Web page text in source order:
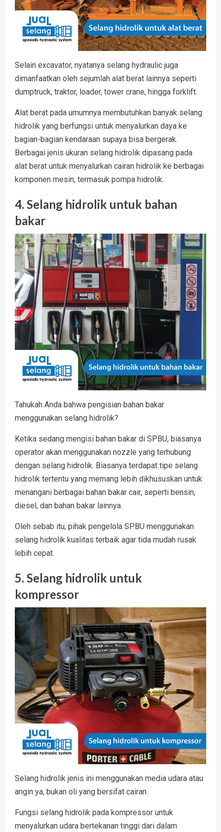
Selain excavator, nyatanya selang hydraulic juga
dimanfaatkan oleh sejumlah alat berat lainnya seperti
dumptruck, traktor, loader, tower crane, hingga forklift.
Alat berat pada umumnya membutuhkan banyak selang
hidrolik yang berfungsi untuk menyalurkan daya ke
bagian-bagian kendaraan supaya bisa bergerak.
Berbagai jenis ukuran selang hidrolik dipasang pada
alat berat untuk menyalurkan cairan hidrolik ke berbagai
komponen mesin, termasuk pompa hidrolik.
4. Selang hidrolik untuk bahan
bakar
Tahukah Anda bahwa pengisian bahan bakar
menggunakan selang hidrolik?
Ketika sedang mengisi bahan bakar di SPBU, biasanya
operator akan menggunakan nozzle yang terhubung
dengan selang hidrolik. Biasanya terdapat tipe selang
hidrolik tertentu yang memang lebih dikhususkan untuk
menangani berbagai bahan bakar cair, seperti bensin,
diesel, dan bahan bakar lainnya.
Oleh sebab itu, pihak pengelola SPBU menggunakan
selang hidrolik kualitas terbaik agar tida mudah rusak
lebih cepat.
5. Selang hidrolik untuk
kompressor
Selang hidrolik jenis ini menggunakan media udara atau
angin ya, bukan oli yang bersifat cairan.
Fungsi selang hidrolik pada kompressor untuk
menyalurkan udara bertekanan tinggi dari dalam